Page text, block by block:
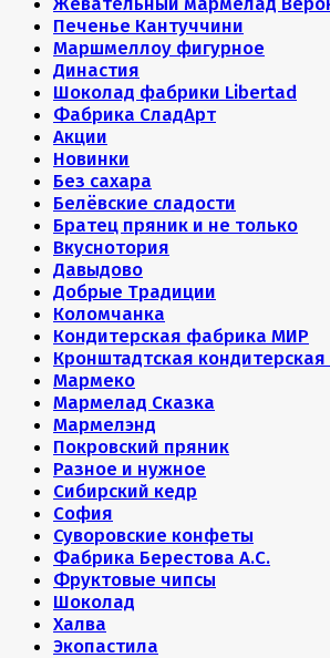
Печенье Кантуччини
Маршмеллоу фигурное
Династия
Шоколад фабрики Libertad
Фабрика СладАрт
Акции
Новинки
Без сахара
Белёвские сладости
Братец пряник и не только
Вкуснотория
Давыдово
Добрые Традиции
Коломчанка
Кондитерская фабрика МИР
Кронштадтская
Мармеко
Мармелад Сказка
Мармелэнд
Покровский пряник
Разное и нужное
Сибирский кедр
София
Суворовские конфеты
Фабрика Берестова А.С.
Фруктовые чипсы
Шоколад
Халва
Экопастила